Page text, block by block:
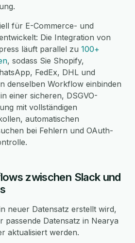
für E-Commerce- und
Die Integration von
läuft parallel zu 100+
, sodass Sie Shopify,
FedEx, DHL und
denselben Workflow einbinden
einer sicheren, DSGVO-
mit vollständigen
automatischen
bei Fehlern und OAuth-
zwischen Slack und
neuer Datensatz erstellt wird,
passende Datensatz in Nearya
aktualisiert werden.